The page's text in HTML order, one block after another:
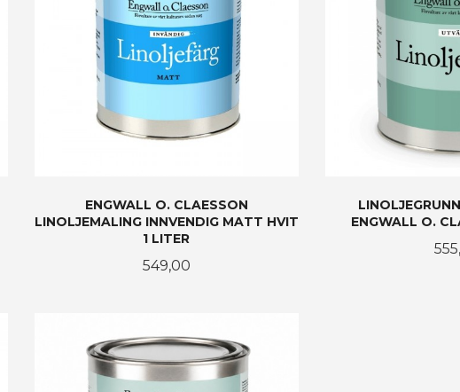
ENGWALL O. CLAESSON
LINOLJEMALING INNVENDIG MATT HVIT
1 LITER
Pris
549,00
ENGWALL O.
Pris